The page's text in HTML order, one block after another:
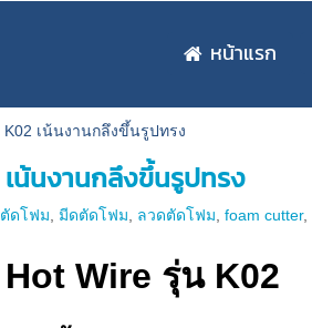
หน้าแรก
เน้นงานกลึงขึ้นรูปทรง
น้นงานกลึงขึ้นรูปทรง
ตัดโฟม ,มีดตัดโฟม ลวดตัดโฟม ,foam cutter,
Wire รุ่น K02